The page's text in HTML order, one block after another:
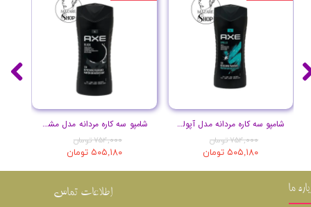
شامپو سه کاره مردانه مدل مشکی حجم 400 میل
۷۵۴,۰۰۰ تومان
۵۰۵,۱۸۰ تومان
شامپو سه کاره مردانه مدل آپولو حجم 400 میل
۷۵۴,۰۰۰ تومان
۵۰۵,۱۸۰ تومان
ما اطلاعات تماس